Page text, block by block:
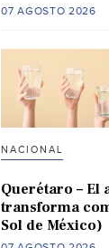
07 AGOSTO 2026
NACIONAL
Querétaro – El
transforma
Sol de México)